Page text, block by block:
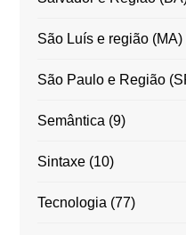
São Luís e região (MA)
São Paulo e Região
Semântica (9)
Sintaxe(10)
Tecnologia (77)